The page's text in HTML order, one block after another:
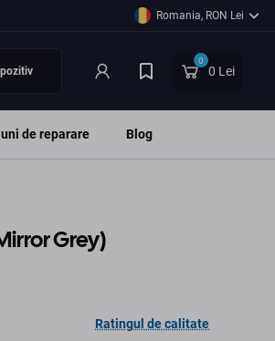
Romania, RON Lei
0
0 Lei
de reparare Blog
Grey)
Ratingul de calitate